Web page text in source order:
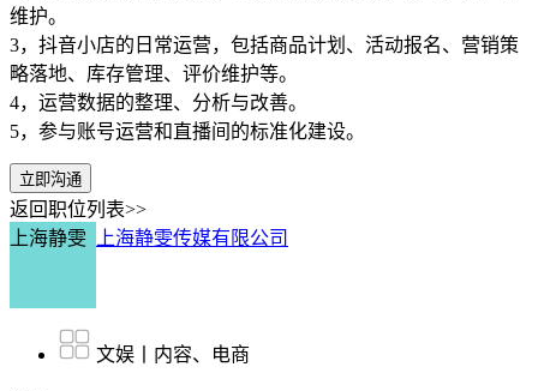
维护。
3，抖音小店的日常运营，包括商品计划、活动报名、营销策
略落地、库存管理、评价维护等。
4，运营数据的整理、分析与改善。
5，参与账号运营和直播间的标准化建设。
立即沟通
返回职位列表>>
上海静雯
上海静雯传媒有限公司
文娱丨内容、电商